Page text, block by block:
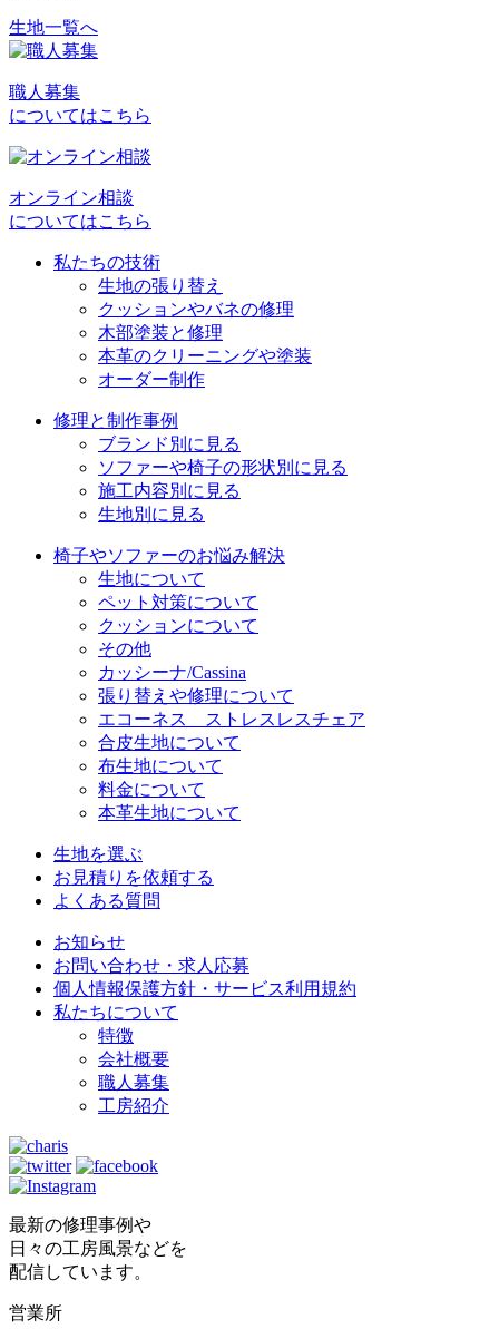
投
ナ
ビ
ー
生地一覧へ
職人募集
についてはこちら
オンライン相談
についてはこちら
私たちの技術
生地の張り替え
クッションやバネの修理
木部塗装と修理
本革のクリーニングや塗装
オーダー制作
修理と制作事例
ブランド別に見る
ソファーや椅子の形状別に見る
施工内容別に見る
生地別に見る
椅子やソファーのお悩み解決
生地について
ペット対策について
クッションについて
その他
カッシーナ/Cassina
張り替えや修理について
エコーネス ストレスレスチェア
合皮生地について
布生地について
料金について
本革生地について
生地を選ぶ
お見積りを依頼する
よくある質問
お知らせ
お問い合わせ・求人応募
個人情報保護方針・サービス利用規約
私たちについて
特徴
会社概要
職人募集
工房紹介
最新の修理事例や
日々の工房風景などを
配信しています。
営業所